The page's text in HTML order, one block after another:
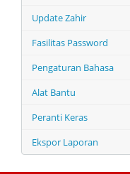
Update Zahir
Fasilitas Password
Pengaturan Bahasa
Alat Bantu
Peranti Keras
Ekspor Laporan